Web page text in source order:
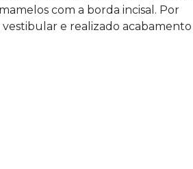
com a borda incisal. Por
e realizado acabamento
LEIA MAIS >>